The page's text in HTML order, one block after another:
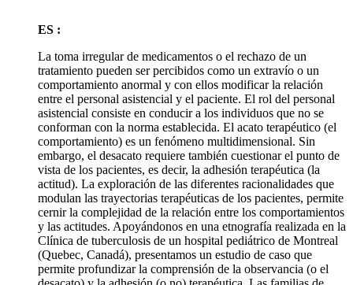
ES :
La toma irregular de medicamentos o el rechazo de un
tratamiento pueden ser percibidos como un extravío o un
comportamiento anormal y con ellos modificar la relación
entre el personal asistencial y el paciente. El rol del personal
asistencial consiste en conducir a los individuos que no se
conforman con la norma establecida. El acato terapéutico (el
comportamiento) es un fenómeno multidimensional. Sin
embargo, el desacato requiere también cuestionar el punto de
vista de los pacientes, es decir, la adhesión terapéutica (la
actitud). La exploración de las diferentes racionalidades que
modulan las trayectorias terapéuticas de los pacientes, permite
cernir la complejidad de la relación entre los comportamientos
y las actitudes. Apoyándonos en una etnografía realizada en la
Clínica de tuberculosis de un hospital pediátrico de Montreal
(Quebec, Canadá), presentamos un estudio de caso que
permite profundizar la comprensión de la observancia (o el